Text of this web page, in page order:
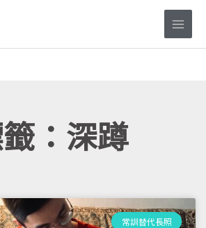
Main
：深蹲
常訓替代長照